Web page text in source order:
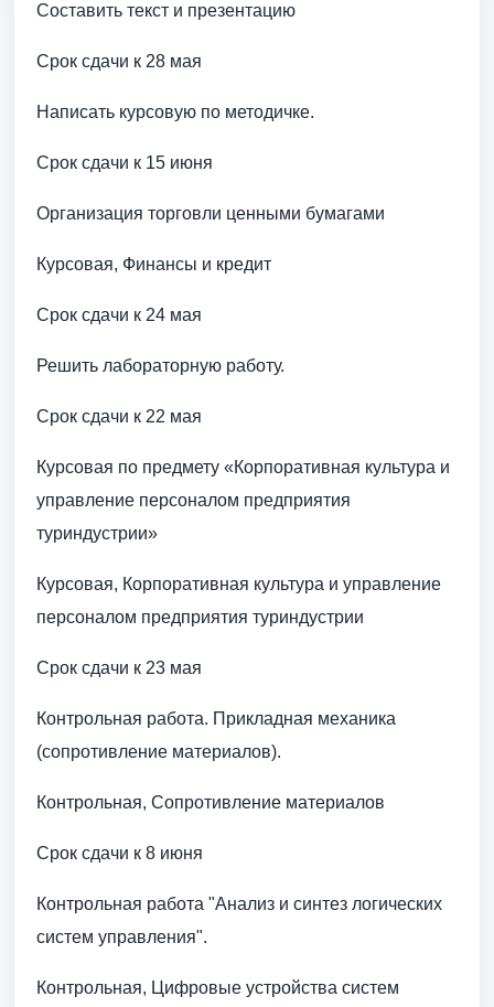
Составить текст и презентацию
Срок сдачи к 28 мая
Написать курсовую по методичке.
Срок сдачи к 15 июня
Организация торговли ценными бумагами
Курсовая, Финансы и кредит
Срок сдачи к 24 мая
Решить лабораторную работу.
Срок сдачи к 22 мая
Курсовая по предмету «Корпоративная культура и
управление персоналом предприятия
туриндустрии»
Курсовая, Корпоративная культура и управление
персоналом предприятия туриндустрии
Срок сдачи к 23 мая
Контрольная работа. Прикладная механика
(сопротивление материалов).
Контрольная, Сопротивление материалов
Срок сдачи к 8 июня
Контрольная работа "Анализ и синтез логических
систем управления".
Контрольная, Цифровые устройства систем